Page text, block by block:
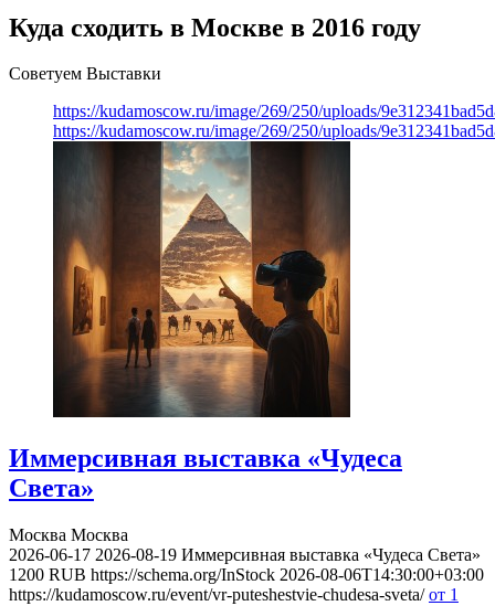
Куда сходить в Москве в 2016 году
Советуем Выставки
https://kudamoscow.ru/image/269/250/uploads/
https://kudamoscow.ru/image/269/250/uploads/
Иммерсивная выставка «Чудеса
Света»
Москва Москва
2026-06-17 2026-08-19 Иммерсивная выставка «Чудеса Света»
1200 RUB https://schema.org/InStock 2026-08-06T14:30:00+03:00
https://kudamoscow.ru/event/vr-puteshestvie-chudesa-sveta/ от 1